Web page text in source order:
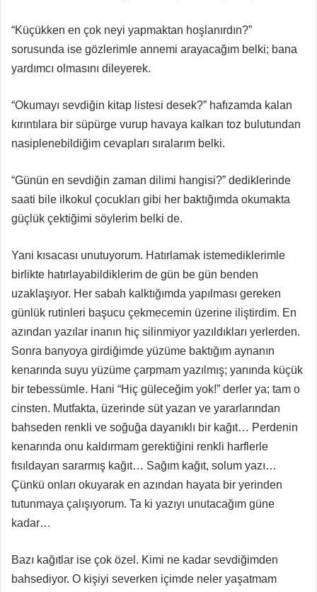
“Küçükken en çok neyi yapmaktan hoşlanırdın?”
sorusunda ise gözlerimle annemi arayacağım belki; bana
yardımcı olmasını dileyerek.
“Okumayı sevdiğin kitap listesi desek?” hafızamda kalan
kırıntılara bir süpürge vurup havaya kalkan toz bulutundan
nasiplenebildiğim cevapları sıralarım belki.
“Günün en sevdiğin zaman dilimi hangisi?” dediklerinde
saati bile ilkokul çocukları gibi her baktığımda okumakta
güçlük çektiğimi söylerim belki de.
Yani kısacası unutuyorum. Hatırlamak istemediklerimle
birlikte hatırlayabildiklerim de gün be gün benden
uzaklaşıyor. Her sabah kalktığımda yapılması gereken
günlük rutinleri başucu çekmecemin üzerine iliştirdim. En
azından yazılar inanın hiç silinmiyor yazıldıkları yerlerden.
Sonra banyoya girdiğimde yüzüme baktığım aynanın
kenarında suyu yüzüme çarpmam yazılmış; yanında küçük
bir tebessümle. Hani “Hiç güleceğim yok!” derler ya; tam o
cinsten. Mutfakta, üzerinde süt yazan ve yararlarından
bahseden renkli ve soğuğa dayanıklı bir kağıt… Perdenin
kenarında onu kaldırmam gerektiğini renkli harflerle
fısıldayan sararmış kağıt… Sağım kağıt, solum yazı…
Çünkü onları okuyarak en azından hayata bir yerinden
tutunmaya çalışıyorum. Ta ki yazıyı unutacağım güne
kadar…
Bazı kağıtlar ise çok özel. Kimi ne kadar sevdiğimden
bahsediyor. O kişiyi severken içimde neler yaşatmam